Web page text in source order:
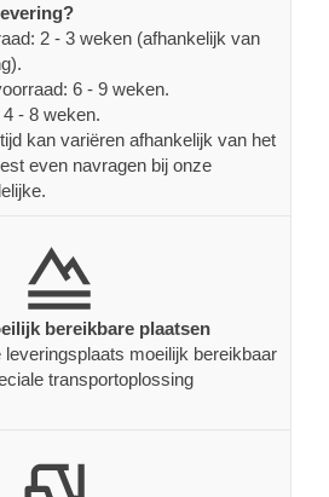
2 - 3 weken (afhankelijk van
6 - 9 weken.
- 8 weken.
kan variëren afhankelijk van het
even navragen bij onze
bereikbare plaatsen
moeilijk bereikbaar
transportoplossing